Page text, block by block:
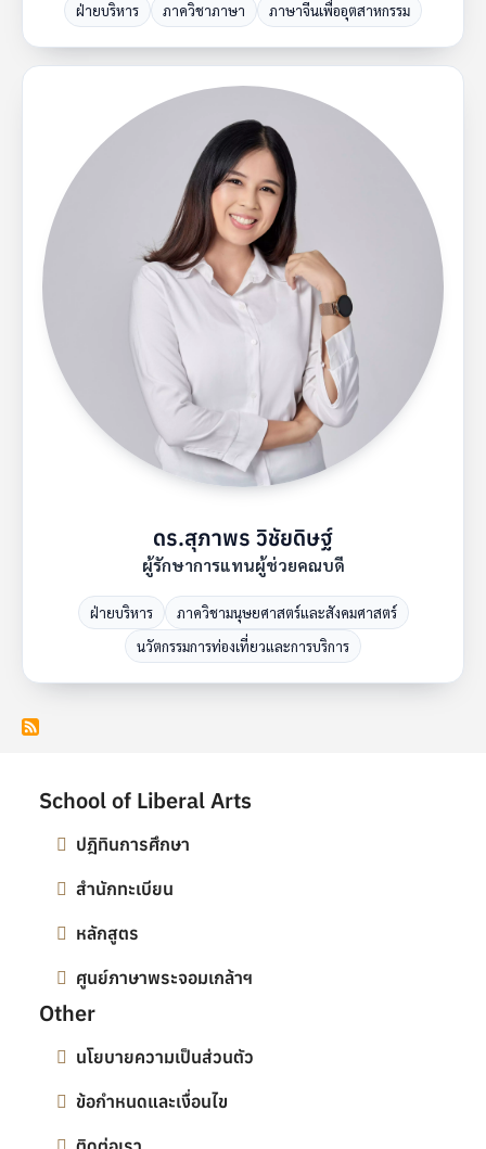
ฝ่ายบริหาร ภาควิชาภาษา ภาษาจีนเพื่ออุตสาหกรรม
ดร.สุภาพร วิชัยดิษฐ์
ผู้รักษาการแทนผู้ช่วยคณบดี
ฝ่ายบริหาร
ภาควิชามนุษยศาสตร์และสังคมศาสตร์
นวัตกรรมการท่องเที่ยวและการบริการ
School of Liberal Arts
ปฎิทินการศึกษา
สำนักทะเบียน
หลักสูตร
ศูนย์ภาษาพระจอมเกล้าฯ
Other
นโยบายความเป็นส่วนตัว
ข้อกำหนดและเงื่อนไข